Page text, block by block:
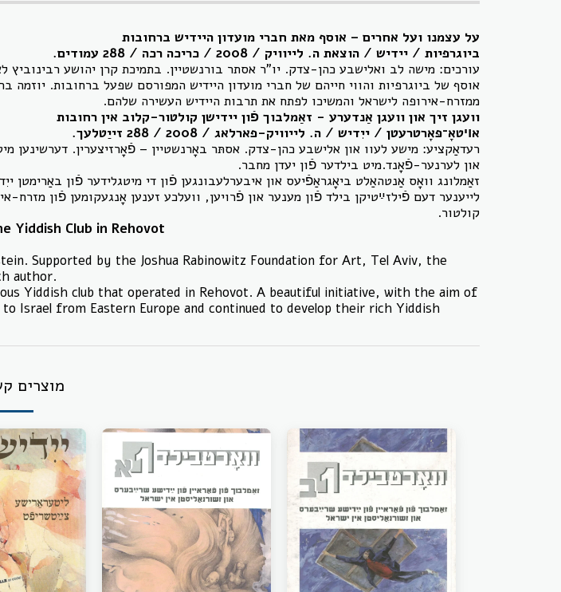
על עצמנו ועל אחרים – אוסף מאת חברי מועדון היידיש ברחובות
ביוגרפיות / יידיש / הוצאת ה. לייוויק / 2008 / כריכה רכה / 288 עמודים.
עורכים: מישה לב ואלישבע כהן-צדק. יו"ר אסתר בורנשטיין. בתמיכת קרן יהושע
אוסף של ביוגרפיות והווי חייהם של חברי מועדון היידיש המפורסם שפעל ברחובות.
ממזרח-אירופה לישראל והמשיכו לפתח את תרבות היידיש העשירה שלהם.
וועגן זיך און וועגן אַנדערע - זאַמלבוך פֿון יידישן קולטור-קלוב אין רחובות
אױטאָ־פּאָרטרעטן / ייִדיש / ה. לייוויק-פארלאג / 2008 / 288 זייַטלעך.
רעדאַקציע: מישע לעוו און אלישבע כהן-צדק. אסתּר באָרנשטיין – פֿאָרזיצערין. דערשינען
און לערנער-פֿאָנד.מיט בילדער פֿון יעדן מחבר.
זאַמלונג וואָס אַנטהאַלט ביאָגראַפֿיעס און איבערלעבונגען פֿון די מיטגלידער פֿון באַרימטן
לייענער דעם פֿילזײַטיקן בילד פֿון מענער און פֿרויען, וועלכע זענען אָנגעקומען פֿון מזרח-
קולטור.
Yiddish Club in Rehovot
Supported by the Joshua Rabinowitz Foundation for Art, Tel Aviv, the
author.
Yiddish club that operated in Rehovot. A beautiful initiative, with the aim of
Israel from Eastern Europe and continued to develop their rich Yiddish
מוצרים